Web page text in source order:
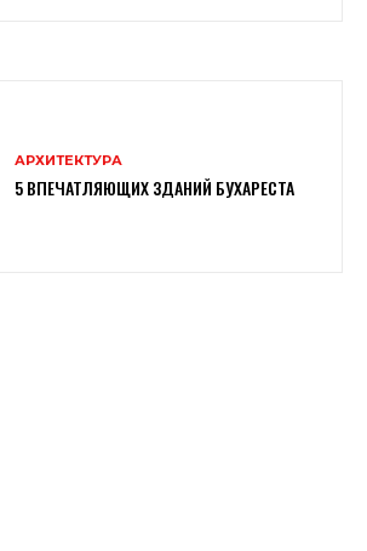
АРХИТЕКТУРА
5 ВПЕЧАТЛЯЮЩИХ ЗДАНИЙ БУХАРЕСТА